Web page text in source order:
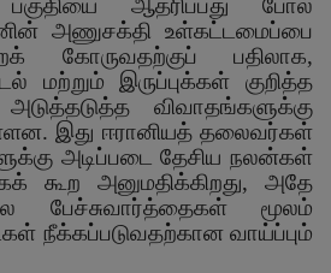
ஆதரிப்பது போல்
அணுசக்தி உள்கட்டமைப்பை
கோருவதற்குப் பதிலாக,
மற்றும் இருப்புக்கள் குறித்த
விவாதங்களுக்கு
இது ஈரானியத் தலைவர்கள்
அடிப்படை தேசிய நலன்கள்
கூற அனுமதிக்கிறது, அதே
பேச்சுவார்த்தைகள் மூலம்
நீக்கப்படுவதற்கான வாய்ப்பும்